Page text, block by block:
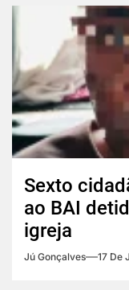
Sexto
ao BAI
igreja
Jú Gonçalves 17 De